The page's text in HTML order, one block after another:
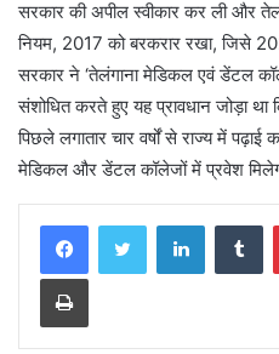
सरकार की अपील स्वीकार कर ली और
नियम, 2017 को बरकरार रखा, जिसे
सरकार ने ‘तेलंगाना मेडिकल एवं डेंटल
संशोधित करते हुए यह प्रावधान जोड़ा
पिछले लगातार चार वर्षों से राज्य में
मेडिकल और डेंटल कॉलेजों में प्रवेश